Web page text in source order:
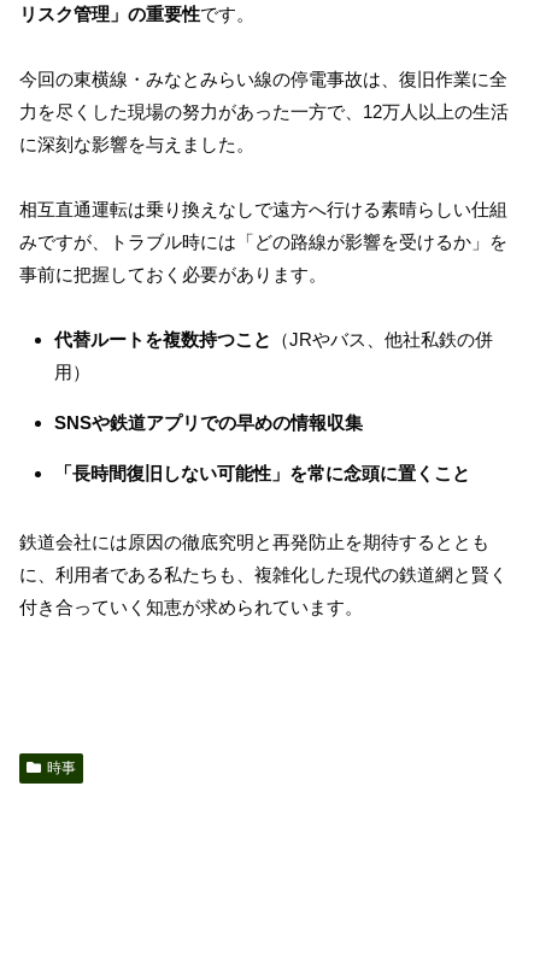
リスク管理」の重要性です。
今回の東横線・みなとみらい線の停電事故は、復旧作業に全
力を尽くした現場の努力があった一方で、12万人以上の生活
に深刻な影響を与えました。
相互直通運転は乗り換えなしで遠方へ行ける素晴らしい仕組
みですが、トラブル時には「どの路線が影響を受けるか」を
事前に把握しておく必要があります。
代替ルートを複数持つこと
（JRやバス、他社私鉄の併
用）
SNSや鉄道アプリでの早めの情報収集
「長時間復旧しない可能性」を常に念頭に置くこと
鉄道会社には原因の徹底究明と再発防止を期待するととも
に、利用者である私たちも、複雑化した現代の鉄道網と賢く
付き合っていく知恵が求められています。
時事